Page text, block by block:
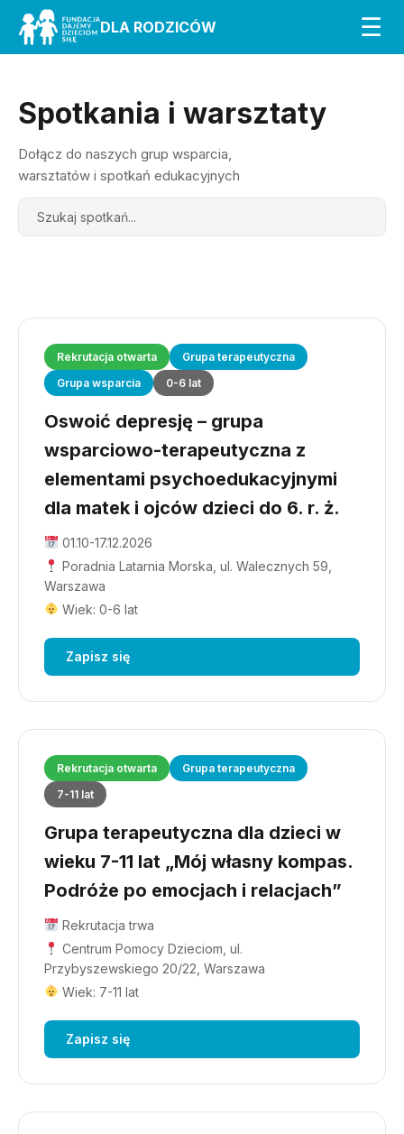
DLA RODZICÓW ☰
Spotkania i warsztaty
Dołącz do naszych grup wsparcia,
warsztatów i spotkań edukacyjnych
Search
Rekrutacja otwarta
Grupa terapeutyczna
Grupa wsparcia
0-6 lat
Oswoić depresję – grupa
wsparciowo-terapeutyczna z
elementami psychoedukacyjnymi
dla matek i ojców dzieci do 6. r. ż.
01.10-17.12.2026
Poradnia Latarnia Morska, ul. Walecznych 59,
Warszawa
Wiek: 0-6 lat
Zapisz się
Rekrutacja otwarta
Grupa terapeutyczna
7-11 lat
Grupa terapeutyczna dla dzieci w
wieku 7-11 lat „Mój własny kompas.
Podróże po emocjach i relacjach”
Rekrutacja trwa
Centrum Pomocy Dzieciom, ul.
Przybyszewskiego 20/22, Warszawa
Wiek: 7-11 lat
Zapisz się